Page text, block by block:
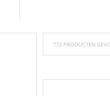
772 PRODUCTEN